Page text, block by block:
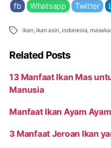
fb Whatsapp Twitter
Tags ikan, ikan asin, indonesia,
Related Posts
13 Manfaat Ikan Mas
Manusia
Manfaat Ikan Ayam
3 Manfaat Jeroan Ikan